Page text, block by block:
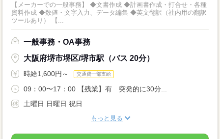
【メーカーでの一般事務】 ◆文書作成 ◆計画書作成・打合せ・各種
資料作成 ◆数値・文字入力、データ編集 ◆英文翻訳（社内用の翻訳
ツールあり） 【...
一般事務・OA事務
大阪府堺市堺区/堺市駅（バス 20分）
時給1,600円～ 交通費一部支給
09：00〜17：00 【残業】有 突発的に30分...
土曜日 日曜日 祝日
もっと見る